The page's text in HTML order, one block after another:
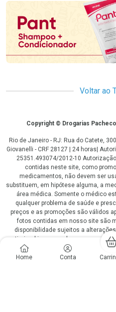
Home Conta
Voltar ao
CopyrightCopyright © Drogarias
Rio de Janeiro - RJ: Rua do Catete,
Giovanelli - CRF 28127 | 24 horas|
25351.493074/2012-10
contidas neste site, como
medicamentos, não devem ser
substituem, em hipótese alguma, a
área médica. Somente o médico
qualquer problema de saúde e
preços e as promoções são válidos
fotos contidas em nosso site são
disponibilidade sujeitos a
antimicrobianos vendas apenas em
344 - 01/02/1999 - Ministério da
de Vendas e Atendimento ao